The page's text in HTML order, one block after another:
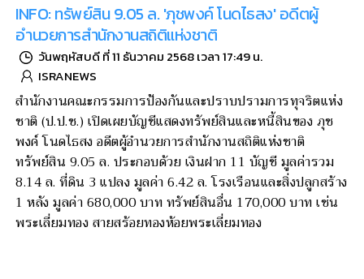
INFO: ทรัพย์สิน 9.05 ล. 'ภุชพงค์ โนดไธสง' อดีตผู้
อำนวยการสำนักงานสถิติแห่งชาติ
วันพฤหัสบดี ที่ 11 ธันวาคม 2568 เวลา 17:49 น.
ISRANEWS
สำนักงานคณะกรรมการป้องกันและปราบปรามการทุจริตแห่ง
ชาติ (ป.ป.ช.) เปิดเผยบัญชีแสดงทรัพย์สินและหนี้สินของ ภุช
พงค์ โนดไธสง อดีตผู้อำนวยการสำนักงานสถิติแห่งชาติ
ทรัพย์สิน 9.05 ล. ประกอบด้วย เงินฝาก 11 บัญชี มูลค่ารวม
8.14 ล. ที่ดิน 3 แปลง มูลค่า 6.42 ล. โรงเรือนและสิ่งปลูกสร้าง
1 หลัง มูลค่า 680,000 บาท ทรัพย์สินอื่น 170,000 บาท เช่น
พระเลี่ยมทอง สายสร้อยทองห้อยพระเลี่ยมทอง